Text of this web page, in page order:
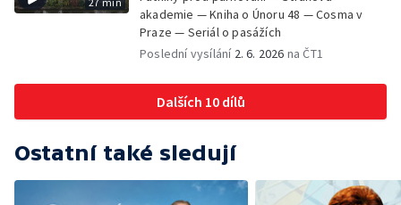
akademie — Kniha o Únoru 48 — Cosma v
Praze — Seriál o pasážích
Poslední vysílání 2. 6. 2026 na ČT1
Dalších 10 dílů
Ostatní také sledují